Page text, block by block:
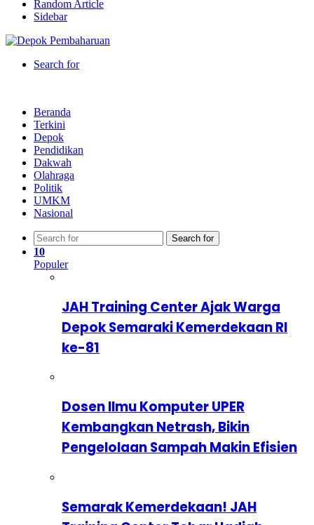
Random Article
Sidebar
Search for
Beranda
Terkini
Depok
Pendidikan
Dakwah
Olahraga
Politik
UMKM
Nasional
Search for
10
Populer
JAH Training Center Ajak Warga
Depok Semaraki Kemerdekaan RI
ke-81
Dosen Ilmu Komputer UPER
Kembangkan Netrash, Bikin
Pengelolaan Sampah Makin Efisien
Semarak Kemerdekaan! JAH